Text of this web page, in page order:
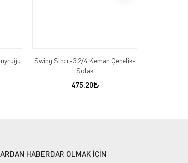
Swing Slhcr-3 2/4 Keman Çenelik-
Solak
475,20
HABERDAR OLMAK İÇİN